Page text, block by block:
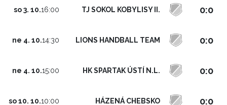
so 3. 10.16:00 TJ SOKOL KOBYLISY II. 0:0
ne 4. 10.14:30 LIONS HANDBALL TEAM 0:0
ne 4. 10.15:00 HK SPARTAK ÚSTÍ N.L. 0:0
so 10. 10.10:00 HÁZENÁ CHEBSKO 0:0